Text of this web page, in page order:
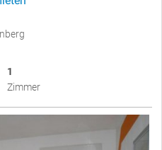
1
Zimmer